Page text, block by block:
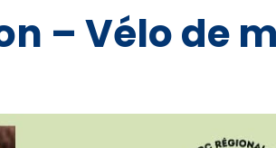
– Vélo de